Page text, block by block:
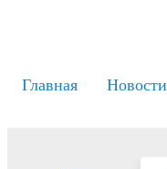
Главная Новости